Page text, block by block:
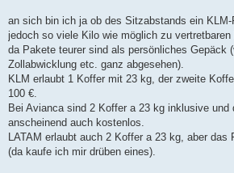
a
an sich bin ich ja ob des Sitzabstands ein
jedoch so viele Kilo wie möglich zu vertretbaren
da Pakete teurer sind als persönliches Gepäck
Zollabwicklung etc. ganz abgesehen).
KLM erlaubt 1 Koffer mit 23 kg, der zweite
100 €.
Bei Avianca sind 2 Koffer a 23 kg inklusive und
anscheinend auch kostenlos.
LATAM erlaubt auch 2 Koffer a 23 kg, aber das
(da kaufe ich mir drüben eines).